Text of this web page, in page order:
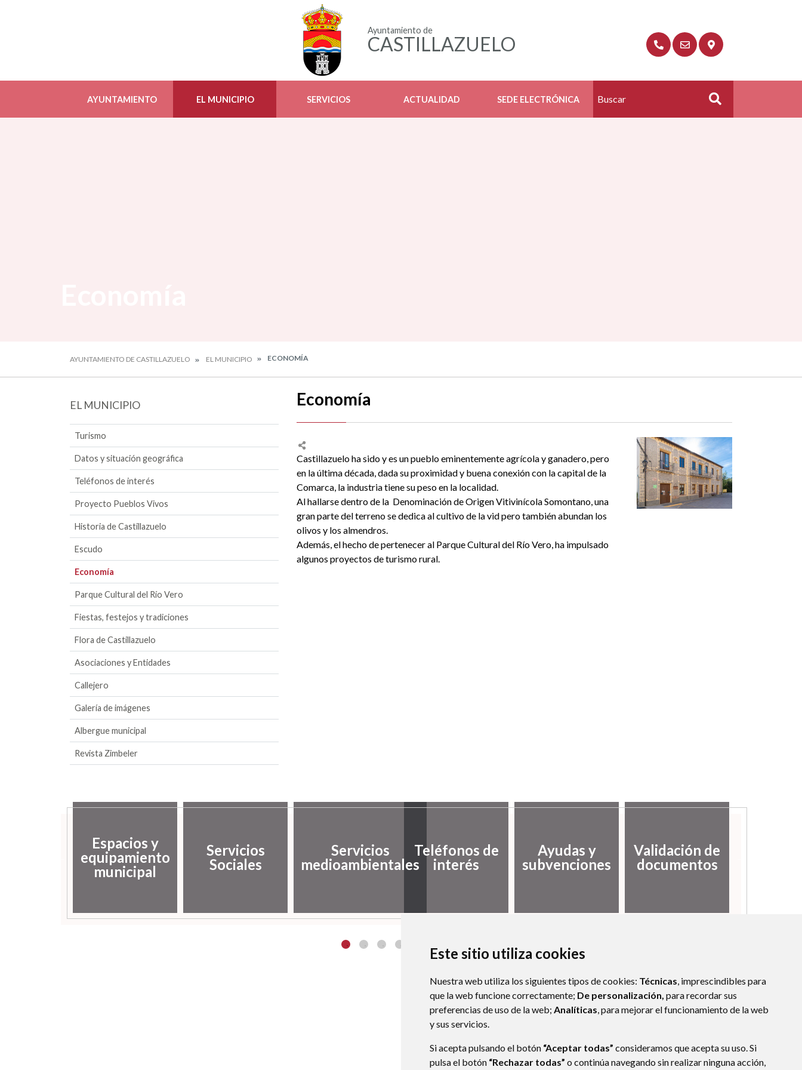
Este sitio utiliza cookies
Nuestra web utiliza los siguientes tipos de cookies: Técnicas, imprescindibles para
que la web funcione correctamente; De personalización, para recordar sus
preferencias de uso de la web; Analíticas, para mejorar el funcionamiento de la web
y sus servicios.
Si acepta pulsando el botón “Aceptar todas” consideramos que acepta su uso. Si
pulsa el botón “Rechazar todas” o continúa navegando sin realizar ninguna acción,
Ayuntamiento de
CASTILLAZUELO
AYUNTAMIENTO EL MUNICIPIO SERVICIOS ACTUALIDAD SEDE ELECTRÓNICA Buscar
AYUNTAMIENTO DE CASTILLAZUELO EL MUNICIPIO ECONOMÍA
EL MUNICIPIO
Turismo
Datos y situación geográfica
Teléfonos de interés
Proyecto Pueblos Vivos
Historia de Castillazuelo
Escudo
Economía
Parque Cultural del Río Vero
Fiestas, festejos y tradiciones
Flora de Castillazuelo
Asociaciones y Entidades
Callejero
Galería de imágenes
Albergue municipal
Revista Zimbeler
Economía
Castillazuelo ha sido y es un pueblo eminentemente agrícola y ganadero, pero
en la última década, dada su proximidad y buena conexión con la capital de la
Comarca, la industria tiene su peso en la localidad.
Al hallarse dentro de la Denominación de Origen Vitivinícola Somontano, una
gran parte del terreno se dedica al cultivo de la vid pero también abundan los
olivos y los almendros.
Además, el hecho de pertenecer al Parque Cultural del Río Vero, ha impulsado
algunos proyectos de turismo rural.
Espacios y
equipamiento
municipal
Servicios
Sociales
Servicios
medioambientales
Teléfonos de
interés
Ayudas y
subvenciones
Validación de
documentos